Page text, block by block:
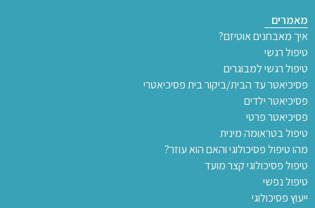
מאמרים
איך מאבחנים אוטיזם?
טיפול רגשי
טיפול רגשי למבוגרים
פסיכיאטר עד הבית/ביקור בית פסיכיאטרי
פסיכיאטר ילדים
פסיכיאטר פרטי
טיפול בטראומה מינית
מהו טיפול פסיכולוגי והאם הוא עוזר?
טיפול פסיכולוגי קצר מועד
טיפול נפשי
ייעוץ פסיכולוגי